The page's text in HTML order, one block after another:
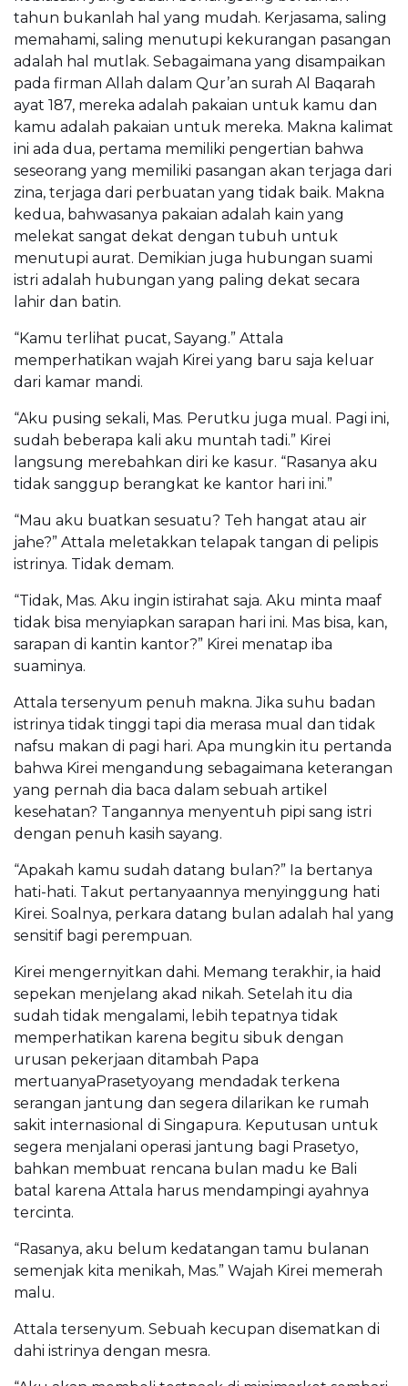
tahun bukanlah hal yang mudah. Kerjasama, saling
memahami, saling menutupi kekurangan pasangan
adalah hal mutlak. Sebagaimana yang disampaikan
pada firman Allah dalam Qur’an surah Al Baqarah
ayat 187, mereka adalah pakaian untuk kamu dan
kamu adalah pakaian untuk mereka. Makna kalimat
ini ada dua, pertama memiliki pengertian bahwa
seseorang yang memiliki pasangan akan terjaga dari
zina, terjaga dari perbuatan yang tidak baik. Makna
kedua, bahwasanya pakaian adalah kain yang
melekat sangat dekat dengan tubuh untuk
menutupi aurat. Demikian juga hubungan suami
istri adalah hubungan yang paling dekat secara
lahir dan batin.
“Kamu terlihat pucat, Sayang.” Attala
memperhatikan wajah Kirei yang baru saja keluar
dari kamar mandi.
“Aku pusing sekali, Mas. Perutku juga mual. Pagi ini,
sudah beberapa kali aku muntah tadi.” Kirei
langsung merebahkan diri ke kasur. “Rasanya aku
tidak sanggup berangkat ke kantor hari ini.”
“Mau aku buatkan sesuatu? Teh hangat atau air
jahe?” Attala meletakkan telapak tangan di pelipis
istrinya. Tidak demam.
“Tidak, Mas. Aku ingin istirahat saja. Aku minta maaf
tidak bisa menyiapkan sarapan hari ini. Mas bisa, kan,
sarapan di kantin kantor?” Kirei menatap iba
suaminya.
Attala tersenyum penuh makna. Jika suhu badan
istrinya tidak tinggi tapi dia merasa mual dan tidak
nafsu makan di pagi hari. Apa mungkin itu pertanda
bahwa Kirei mengandung sebagaimana keterangan
yang pernah dia baca dalam sebuah artikel
kesehatan? Tangannya menyentuh pipi sang istri
dengan penuh kasih sayang.
“Apakah kamu sudah datang bulan?” Ia bertanya
hati-hati. Takut pertanyaannya menyinggung hati
Kirei. Soalnya, perkara datang bulan adalah hal yang
sensitif bagi perempuan.
Kirei mengernyitkan dahi. Memang terakhir, ia haid
sepekan menjelang akad nikah. Setelah itu dia
sudah tidak mengalami, lebih tepatnya tidak
memperhatikan karena begitu sibuk dengan
urusan pekerjaan ditambah Papa
mertuanyaPrasetyoyang mendadak terkena
serangan jantung dan segera dilarikan ke rumah
sakit internasional di Singapura. Keputusan untuk
segera menjalani operasi jantung bagi Prasetyo,
bahkan membuat rencana bulan madu ke Bali
batal karena Attala harus mendampingi ayahnya
tercinta.
“Rasanya, aku belum kedatangan tamu bulanan
semenjak kita menikah, Mas.” Wajah Kirei memerah
malu.
Attala tersenyum. Sebuah kecupan disematkan di
dahi istrinya dengan mesra.